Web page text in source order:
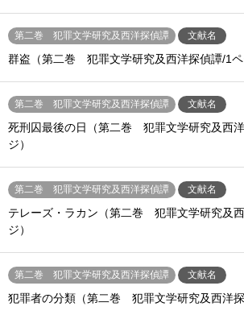
第二巻 犯罪文学研究及西洋探偵譚 文献名
群盗（第二巻 犯罪文学研究及西洋探偵譚/1ペ
第二巻 犯罪文学研究及西洋探偵譚 文献名
死刑囚最後の日（第二巻 犯罪文学研究及西
ジ）
第二巻 犯罪文学研究及西洋探偵譚 文献名
テレーズ・ラカン（第二巻 犯罪文学研究及
ジ）
第二巻 犯罪文学研究及西洋探偵譚 文献名
犯罪者の分類（第二巻 犯罪文学研究及西洋